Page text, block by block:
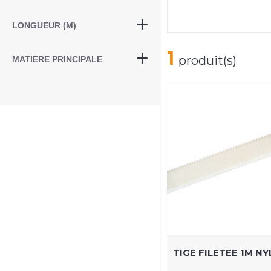
LONGUEUR (M)
MATIERE PRINCIPALE 1 produit(s)
TIGE FILETEE 1M